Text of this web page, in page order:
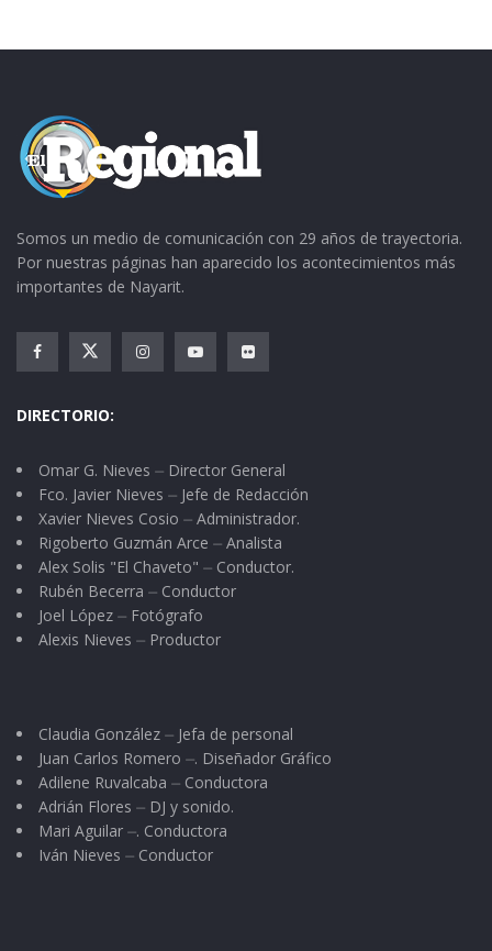
Somos un medio de comunicación con 29 años de trayectoria.
Por nuestras páginas han aparecido los acontecimientos más
importantes de Nayarit.
DIRECTORIO:
Omar G. Nieves ⏤ Director General
Fco. Javier Nieves ⏤ Jefe de Redacción
Xavier Nieves Cosio ⏤ Administrador.
Rigoberto Guzmán Arce ⏤ Analista
Alex Solis "El Chaveto" ⏤ Conductor.
Rubén Becerra ⏤ Conductor
Joel López ⏤ Fotógrafo
Alexis Nieves ⏤ Productor
Claudia González ⏤ Jefa de personal
Juan Carlos Romero ⏤. Diseñador Gráfico
Adilene Ruvalcaba ⏤ Conductora
Adrián Flores ⏤ DJ y sonido.
Mari Aguilar ⏤. Conductora
Iván Nieves ⏤ Conductor